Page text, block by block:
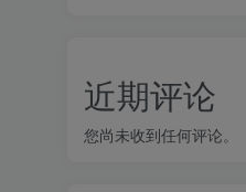
近期评论
您尚未收到任何评论。